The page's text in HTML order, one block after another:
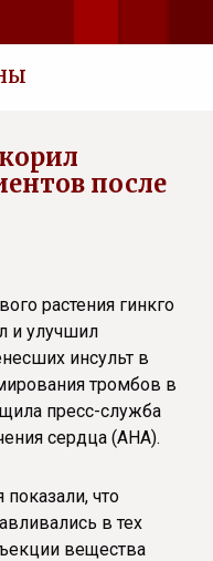
после
растения гинкго
и улучшил
инсульт в
тромбов в
пресс-служба
сердца (AHA).
что
в тех
вещества